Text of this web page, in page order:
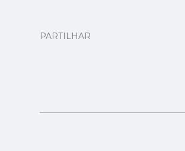
PARTILHAR